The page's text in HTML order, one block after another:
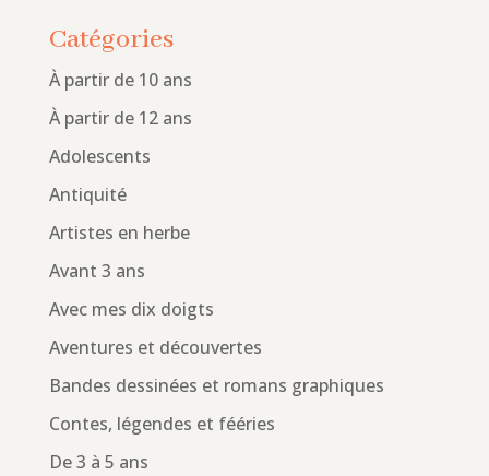
Catégories
À partir de 10 ans
À partir de 12 ans
Adolescents
Antiquité
Artistes en herbe
Avant 3 ans
Avec mes dix doigts
Aventures et découvertes
Bandes dessinées et romans graphiques
Contes, légendes et fééries
De 3 à 5 ans